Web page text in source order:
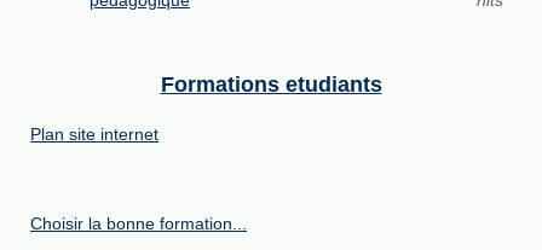
Formations etudiants
Plan site internet
Choisir la bonne formation...